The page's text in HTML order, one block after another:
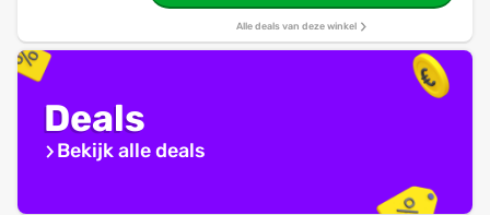
Alle deals van deze winkel
Deals
Bekijk alle deals